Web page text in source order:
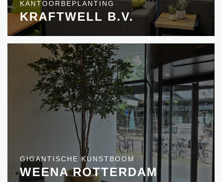
KANTOORBEPLANTING
KRAFTWELL B.V.
GIGANTISCHE KUNSTBOOM
WEENA ROTTERDAM